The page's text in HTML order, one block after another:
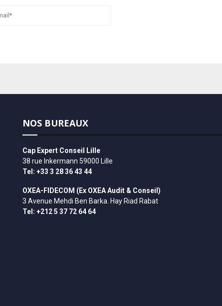
NOS BUREAUX
Cap Expert Conseil Lille
38 rue Inkermann 59000 Lille
Tel: +33 3 28 36 43 44
OXEA-FIDECOM (Ex OXEA Audit & Conseil)
3 Avenue Mehdi Ben Barka. Hay Riad Rabat
Tel: +212 5 37 72 64 64